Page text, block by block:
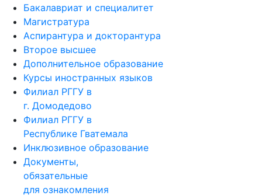
Бакалавриат и специалитет
Магистратура
Аспирантура и докторантура
Второе высшее
Дополнительное образование
Курсы иностранных языков
Филиал РГГУ в
г. Домодедово
Филиал РГГУ в
Республике Гватемала
Инклюзивное образование
Документы,
обязательные
для ознакомления